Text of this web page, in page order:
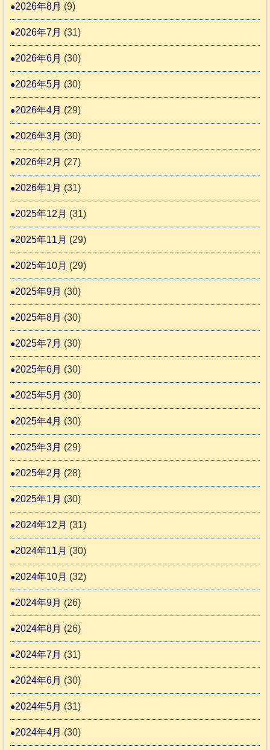
リ
ー
4
老
6
熊
震
援
報
2026年8月 (9)
2026年7月 (31)
2026年6月 (30)
2026年5月 (30)
2026年4月 (29)
2026年3月 (30)
2026年2月 (27)
2026年1月 (31)
2025年12月 (31)
2025年11月 (29)
2025年10月 (29)
2025年9月 (30)
2025年8月 (30)
2025年7月 (30)
2025年6月 (30)
2025年5月 (30)
2025年4月 (30)
2025年3月 (29)
2025年2月 (28)
2025年1月 (30)
2024年12月 (31)
2024年11月 (30)
2024年10月 (32)
2024年9月 (26)
2024年8月 (26)
2024年7月 (31)
2024年6月 (30)
2024年5月 (31)
2024年4月 (30)